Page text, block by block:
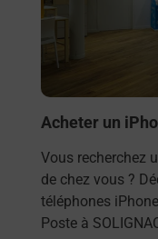
Acheter un
Vous recherchez
de chez vous ?
téléphones
Poste à